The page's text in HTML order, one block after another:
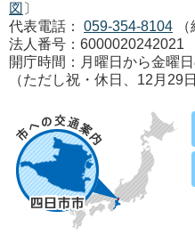
図 〕
代表電話：
059-354-8104
法人番号：6000020242021
開庁時間：月曜日から金曜
（ただし祝・休日、12月29